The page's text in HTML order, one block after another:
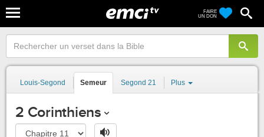
FAIRE
UN DON
Louis-Segond Semeur Segond 21 Plus
2 Corinthiens